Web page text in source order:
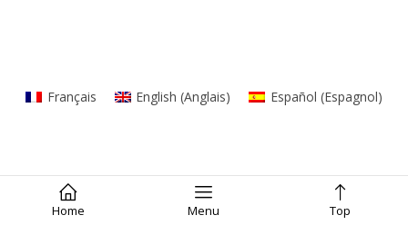
Home Menu Top
Français English (Anglais) Español (Espagnol)